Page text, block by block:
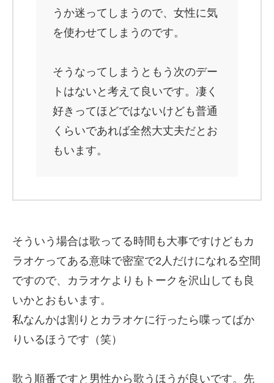
うか迷ってしまうので、女性に気
を使わせてしまうのです。
そうなってしまうともう次のデー
トはないと考えて良いです。凄く
好きってほどではないけども普通
くらいであれば全然大丈夫だとお
もいます。
そういう場合は歌ってる時間も大事ですけどもカ
ラオケってある意味で密室で2人だけになれる空間
ですので、カラオケよりもトークを沢山しても良
いかとおもいます。
私なんかは割りとカラオケに行ったら喋ってばか
りいるほうです（笑）
歌う順番ですと男性から歌うほうが良いです。先